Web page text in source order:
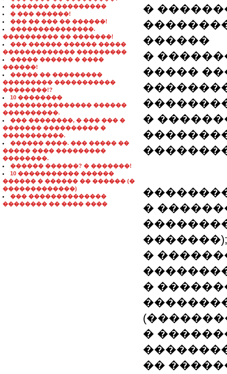
������� ����������
� ��� ������!
��� �� ��� �� ������!
���������������.
���������� �� �������!
��� ������ ������ �����
������������� ���������
����� ������ � ����
������!
����� �� ���������
��������� �����������
��������!?
10 ��������
���������������� ������
����������.
��� ��������, � ��� ��� �
������� ���������� �
�����������.
������ ����. ��� ����� ��
����� ���� ���������
��������.
������ ������? � �������!
10 ����������� ������
������ � ������ �� ������ (�
�������������)
��� ��������������
�������� �� ���� ����
�
������
�
�����
�
�
�������);
�
�
�
��